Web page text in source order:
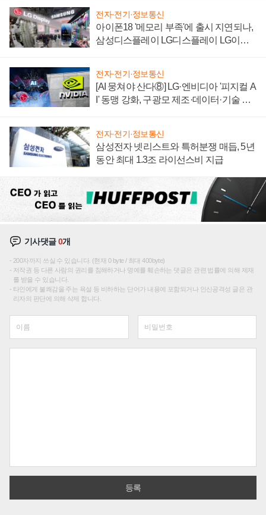
전자·전기·정보통신
아이폰18 '메모리 부족'에 출시 지연되나,
삼성디스플레이 LG디스플레이 LG이노
전자·전기·정보통신
[AI 뭉쳐야 산다⑧] LG·엔비디아 '피지컬 A
I' 동맹 강화, 구광모 제조·데이터·기술 결
전자·전기·정보통신
삼성전자 넷리스트와 특허분쟁 매듭, 5년
동안 최대 1.3조 라이선스비 지급
기사댓글0개
200자까지 쓰실 수 있습니다. (현재 0 byte / 최대 400byte)
저작권 등 다른 사람의 권리를 침해하거나 명예를 훼손하는 댓글은 관련 법률에 의해 제재
를 받을 수 있습니다.
타인에게 불쾌감을 주는 욕설 등 비하하는 단어가 내용에 포함되거나 인신공격성 글은 관
리자의 판단에 의해 삭제 합니다.